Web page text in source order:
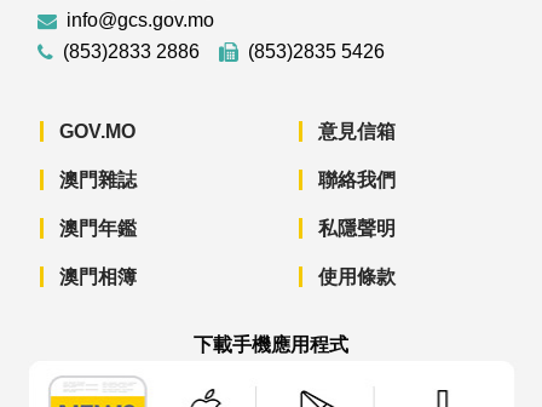
info@gcs.gov.mo
(853)2833 2886
(853)2835 5426
GOV.MO
澳門雜誌
澳門年鑑
澳門相簿
意見信箱
聯絡我們
私隱聲明
使用條款
下載手機應用程式